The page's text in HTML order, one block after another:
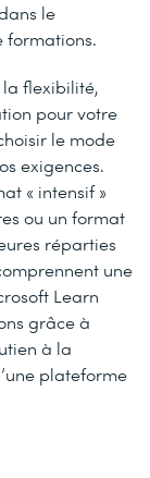
le
formations.
la flexibilité,
pour votre
le mode
exigences.
« intensif »
ou un format
réparties
une
Learn
grâce à
à la
plateforme